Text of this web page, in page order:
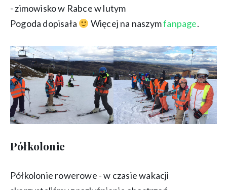
- zimowisko w Rabce w lutym
Pogoda dopisała
Więcej na naszymfanpage.
Półkolonie
Półkolonie rowerowe - w czasie wakacji